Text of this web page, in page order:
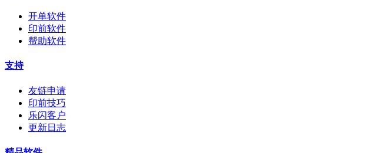
印前软件
帮助软件
支持
印前技巧
乐闪客户
更新日志